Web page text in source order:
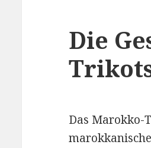
Die
Das Marokko-